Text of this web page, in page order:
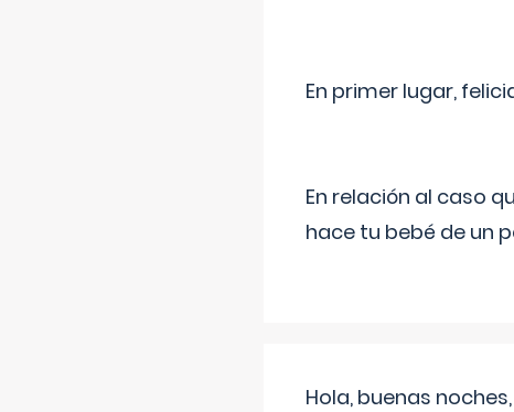
En primer lugar,
En relación al caso
hace tu bebé de un
Hola, buenas noches,